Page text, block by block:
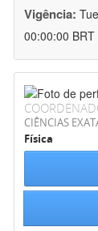
Vigência:
00:00:00 BRT
CIÊNCIAS
Física